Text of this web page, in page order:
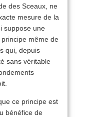
des Sceaux, ne
mesure de la
suppose une
même de
qui, depuis
sans véritable
ce principe est
bénéfice de